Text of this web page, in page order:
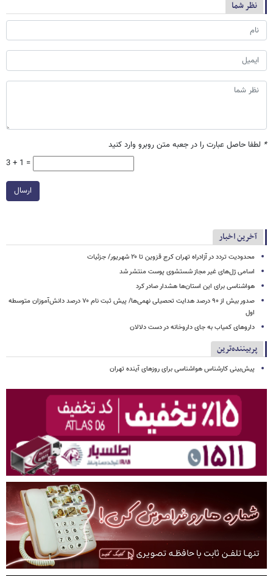
نظر شما
* لطفا حاصل عبارت را در جعبه متن روبرو وارد کنید
3 + 1 =
ارسال
آخرین اخبار
محدودیت تردد در آزادراه تهران کرج قزوین تا ۲۰ شهریور/ جزئیات
اسامی ژل‌های غیر مجاز شستشوی پوست منتشر شد
هواشناسی برای این استان‌ها هشدار صادر کرد
صدور بیش از ۹۰ درصد هدایت تحصیلی نهمی‌ها/ پیش ثبت نام ۷۰ درصد دانش‌آموزان متوسطه
اول
داروهای کمیاب به جای داروخانه در دست دلالان
پربیننده‌ترین
پیش‌بینی کارشناس هواشناسی برای روزهای آینده تهران